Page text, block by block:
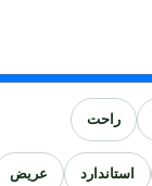
راحت
استاندارد عریض